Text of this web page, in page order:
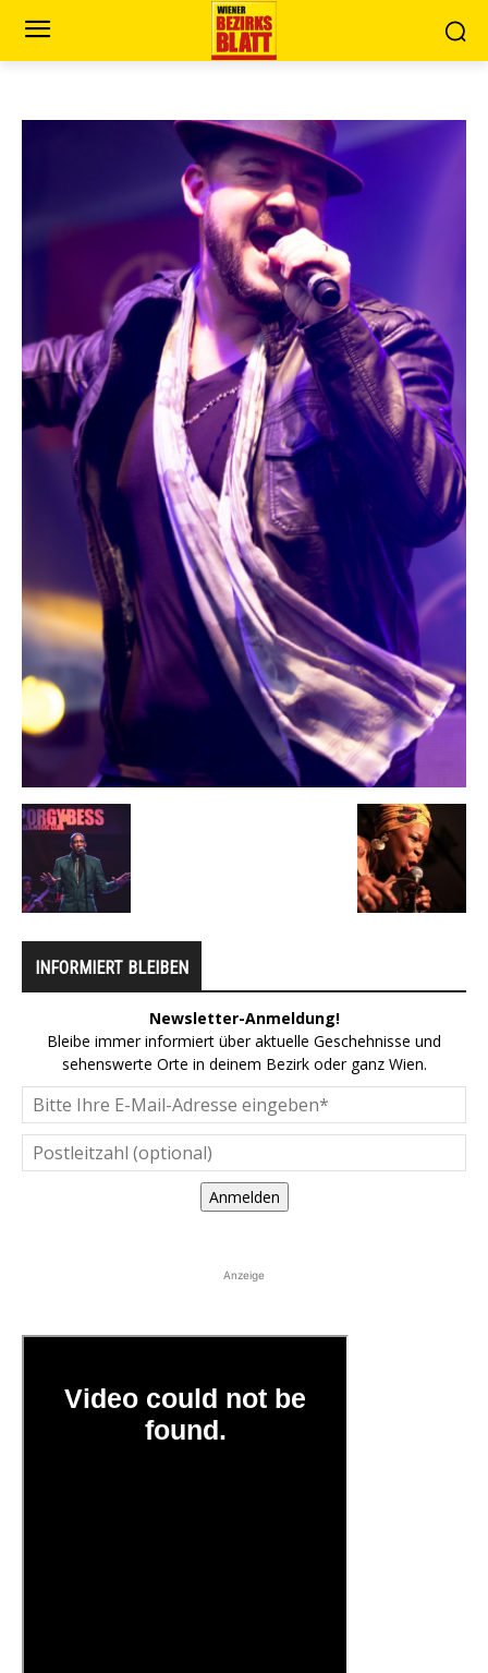
INFORMIERT BLEIBEN
Newsletter-Anmeldung!
Bleibe immer informiert über aktuelle Geschehnisse und
sehenswerte Orte in deinem Bezirk oder ganz Wien.
Anmelden
Anzeige